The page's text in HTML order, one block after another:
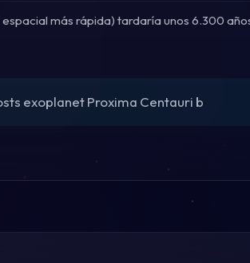
más rápida) tardaría unos 6.300
exoplanet Proxima Centauri b